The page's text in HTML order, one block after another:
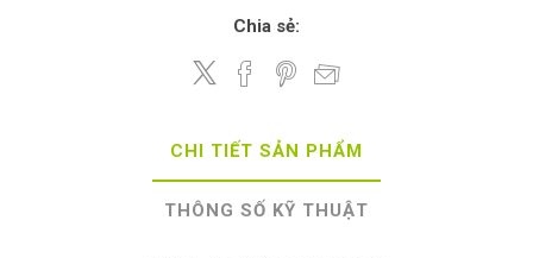
Chia sẻ:
CHI TIẾT SẢN PHẨM
THÔNG SỐ KỸ THUẬT